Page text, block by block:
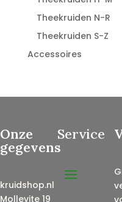
Theekruiden N-R
Theekruiden S-Z
Accessoires
Onze
gegevens
kruidshop.nl
Mollevite 19
Service